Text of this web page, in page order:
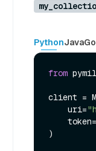
PythonJavaGo
from
client =
    uri=
    token=
)